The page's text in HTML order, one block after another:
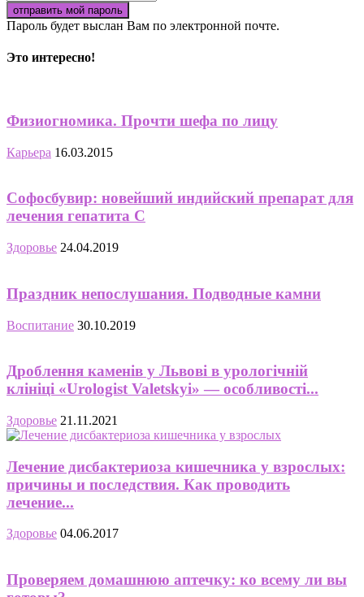
Пароль будет выслан Вам по электронной почте.
Это интересно!
Физиогномика. Прочти шефа по лицу
Карьера 16.03.2015
Софосбувир: новейший индийский препарат для
лечения гепатита С
Здоровье 24.04.2019
Праздник непослушания. Подводные камни
Воспитание 30.10.2019
Дроблення каменів у Львові в урологічній
клініці «Urologist Valetskyi» — особливості...
Здоровье 21.11.2021
Лечение дисбактериоза кишечника у взрослых:
причины и последствия. Как проводить
лечение...
Здоровье 04.06.2017
Проверяем домашнюю аптечку: ко всему ли вы